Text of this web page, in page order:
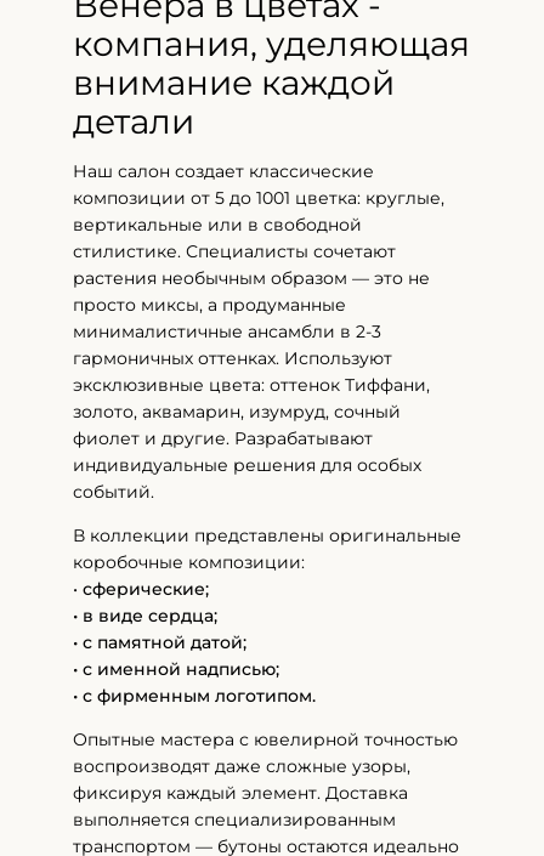
компания, уделяющая
внимание каждой
детали
Наш салон создает классические
композиции от 5 до 1001 цветка: круглые,
вертикальные или в свободной
стилистике. Специалисты сочетают
растения необычным образом — это не
просто миксы, а продуманные
минималистичные ансамбли в 2-3
гармоничных оттенках. Используют
эксклюзивные цвета: оттенок Тиффани,
золото, аквамарин, изумруд, сочный
фиолет и другие. Разрабатывают
индивидуальные решения для особых
событий.
В коллекции представлены оригинальные
коробочные композиции:
• сферические;
• в виде сердца;
• с памятной датой;
• с именной надписью;
• с фирменным логотипом.
Опытные мастера с ювелирной точностью
воспроизводят даже сложные узоры,
фиксируя каждый элемент. Доставка
выполняется специализированным
транспортом — бутоны остаются идеально